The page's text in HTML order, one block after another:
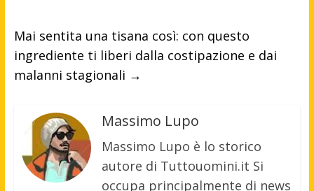
Mai sentita una tisana così: con questo
ingrediente ti liberi dalla costipazione e dai
malanni stagionali →
Massimo Lupo
Massimo Lupo è lo storico
autore di Tuttouomini.it Si
occupa principalmente di news